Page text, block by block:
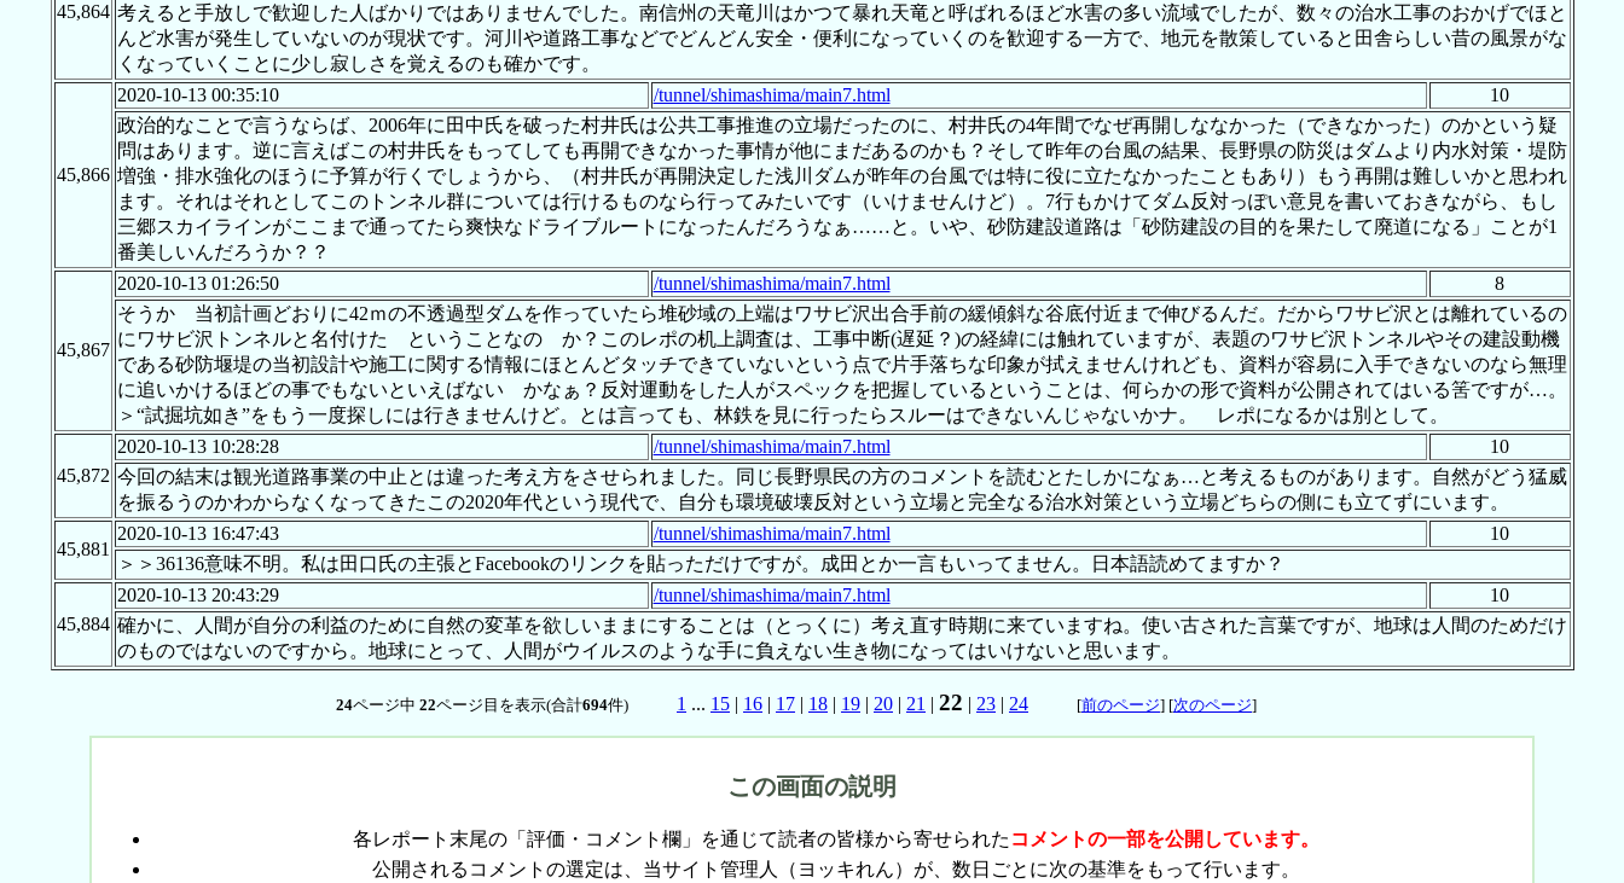
45,864 考えると手放しで歓迎した人ばかりではありませんでした。南信州の天竜川はかつて暴れ天竜と呼ばれるほど水害の多い流域でしたが、数々の治水工事のおかげでほと
んど水害が発生していないのが現状です。河川や道路工事などでどんどん安全・便利になっていくのを歓迎する一方で、地元を散策していると田舎らしい昔の風景がな
くなっていくことに少し寂しさを覚えるのも確かです。
45,866
2020-10-13 00:35:10 /tunnel/shimashima/main7.html
10
政治的なことで言うならば、2006年に田中氏を破った村井氏は公共工事推進の立場だったのに、村井氏の4年間でなぜ再開しななかった（できなかった）のかという疑
問はあります。逆に言えばこの村井氏をもってしても再開できなかった事情が他にまだあるのかも？そして昨年の台風の結果、長野県の防災はダムより内水対策・堤防
増強・排水強化のほうに予算が行くでしょうから、（村井氏が再開決定した浅川ダムが昨年の台風では特に役に立たなかったこともあり）もう再開は難しいかと思われ
ます。それはそれとしてこのトンネル群については行けるものなら行ってみたいです（いけませんけど）。7行もかけてダム反対っぽい意見を書いておきながら、もし
三郷スカイラインがここまで通ってたら爽快なドライブルートになったんだろうなぁ……と。いや、砂防建設道路は「砂防建設の目的を果たして廃道になる」ことが1
番美しいんだろうか？？
45,867
2020-10-13 01:26:50 /tunnel/shimashima/main7.html
8
そうか 当初計画どおりに42ｍの不透過型ダムを作っていたら堆砂域の上端はワサビ沢出合手前の緩傾斜な谷底付近まで伸びるんだ。だからワサビ沢とは離れているの
にワサビ沢トンネルと名付けた ということなの か？このレポの机上調査は、工事中断(遅延？)の経緯には触れていますが、表題のワサビ沢トンネルやその建設動機
である砂防堰堤の当初設計や施工に関する情報にほとんどタッチできていないという点で片手落ちな印象が拭えませんけれども、資料が容易に入手できないのなら無理
に追いかけるほどの事でもないといえばない かなぁ？反対運動をした人がスペックを把握しているということは、何らかの形で資料が公開されてはいる筈ですが…。
＞“試掘坑如き”をもう一度探しには行きませんけど。とは言っても、林鉄を見に行ったらスルーはできないんじゃないかナ。 レポになるかは別として。
45,872
2020-10-13 10:28:28 /tunnel/shimashima/main7.html
10
今回の結末は観光道路事業の中止とは違った考え方をさせられました。同じ長野県民の方のコメントを読むとたしかになぁ…と考えるものがあります。自然がどう猛威
を振るうのかわからなくなってきたこの2020年代という現代で、自分も環境破壊反対という立場と完全なる治水対策という立場どちらの側にも立てずにいます。
45,881
2020-10-13 16:47:43 /tunnel/shimashima/main7.html
10
＞＞36136意味不明。私は田口氏の主張とFacebookのリンクを貼っただけですが。成田とか一言もいってません。日本語読めてますか？
45,884
2020-10-13 20:43:29 /tunnel/shimashima/main7.html
10
確かに、人間が自分の利益のために自然の変革を欲しいままにすることは（とっくに）考え直す時期に来ていますね。使い古された言葉ですが、地球は人間のためだけ
のものではないのですから。地球にとって、人間がウイルスのような手に負えない生き物になってはいけないと思います。
24ページ中 22ページ目を表示(合計694件) 1 ... 15 | 16 | 17 | 18 | 19 | 20 | 21 | 22 | 23 | 24 [前のページ] [次のページ]
この画面の説明
各レポート末尾の「評価・コメント欄」を通じて読者の皆様から寄せられた コメントの一部を公開しています。
公開されるコメントの選定は、当サイト管理人（ヨッキれん）が、数日ごとに次の基準をもって行います。